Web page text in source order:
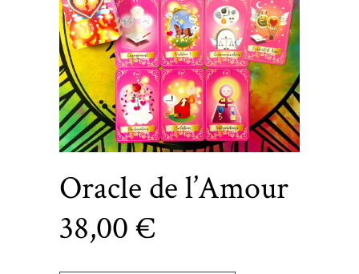
Oracle de l’Amour
38,00 €